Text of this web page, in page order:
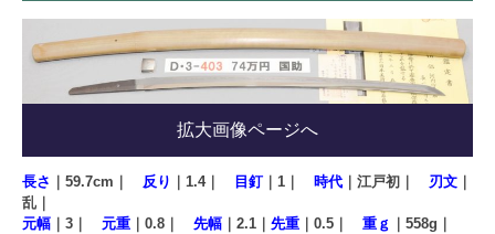
拡大画像ページへ
長さ ｜59.7cm｜ 反り ｜1.4｜ 目釘 ｜1｜ 時代 ｜江戸初｜ 刃文
乱｜
元幅 ｜3｜ 元重 ｜0.8｜ 先幅 ｜2.1｜ 先重 ｜0.5｜ 重ｇ
｜558g｜